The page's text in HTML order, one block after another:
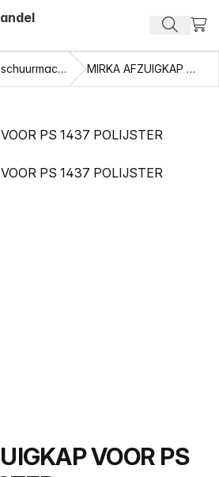
Zoek
schuurmachine onderdelen MIRKA AFZUIGKAP VOOR PS 1437 POLIJSTER
VOOR PS